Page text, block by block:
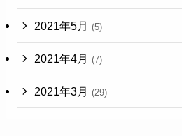
2021年5月 (5)
2021年4月 (7)
2021年3月 (29)